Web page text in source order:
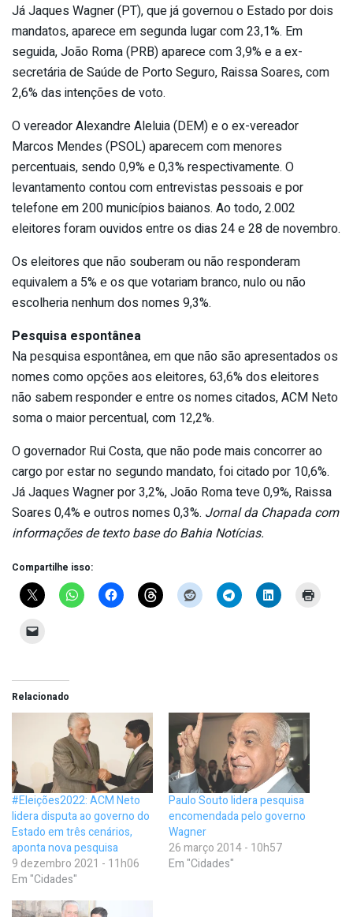
Já Jaques Wagner (PT), que já governou o Estado por dois
mandatos, aparece em segunda lugar com 23,1%. Em
seguida, João Roma (PRB) aparece com 3,9% e a ex-
secretária de Saúde de Porto Seguro, Raissa Soares, com
2,6% das intenções de voto.
O vereador Alexandre Aleluia (DEM) e o ex-vereador
Marcos Mendes (PSOL) aparecem com menores
percentuais, sendo 0,9% e 0,3% respectivamente. O
levantamento contou com entrevistas pessoais e por
telefone em 200 municípios baianos. Ao todo, 2.002
eleitores foram ouvidos entre os dias 24 e 28 de novembro.
Os eleitores que não souberam ou não responderam
equivalem a 5% e os que votariam branco, nulo ou não
escolheria nenhum dos nomes 9,3%.
Pesquisa espontânea
Na pesquisa espontânea, em que não são apresentados os
nomes como opções aos eleitores, 63,6% dos eleitores
não sabem responder e entre os nomes citados, ACM Neto
soma o maior percentual, com 12,2%.
O governador Rui Costa, que não pode mais concorrer ao
cargo por estar no segundo mandato, foi citado por 10,6%.
Já Jaques Wagner por 3,2%, João Roma teve 0,9%, Raissa
Soares 0,4% e outros nomes 0,3%. Jornal da Chapada com
informações de texto base do Bahia Notícias.
Compartilhe isso:
Relacionado
#Eleições2022: ACM Neto
lidera disputa ao governo do
Estado em três cenários,
aponta nova pesquisa
9 dezembro 2021 - 11h06
Em "Cidades"
Paulo Souto lidera pesquisa
encomendada pelo governo
Wagner
26 março 2014 - 10h57
Em "Cidades"